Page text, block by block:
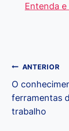
Entenda
de
Post
ANTERIOR
O
ferramentas
trabalho